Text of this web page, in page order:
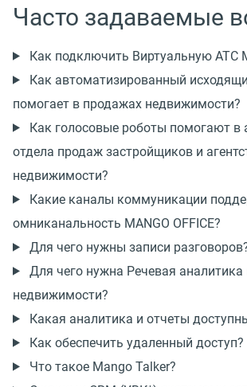
Часто задаваемые
Как подключить Виртуальную АТС
Как автоматизированный
помогает в продажах недвижимости?
Как голосовые роботы помогают в
отдела продаж застройщиков и
недвижимости?
Какие каналы коммуникации
омниканальность MANGO OFFICE?
Для чего нужны записи
Для чего нужна Речевая аналитика
недвижимости?
Какая аналитика и отчеты
Как обеспечить удаленный доступ?
Что такое Mango Talker?